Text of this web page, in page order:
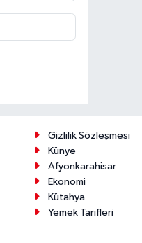
Gizlilik Sözleşmesi
Künye
Afyonkarahisar
Ekonomi
Kütahya
Yemek Tarifleri